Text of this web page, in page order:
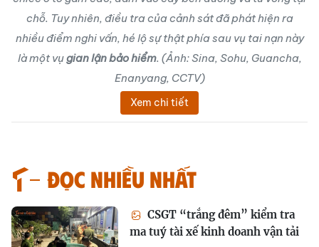
chỗ. Tuy nhiên, điều tra của cảnh sát đã phát hiện ra
nhiều điểm nghi vấn, hé lộ sự thật phía sau vụ tai nạn này
là một vụgian lận bảo hiểm. (Ảnh: Sina, Sohu, Guancha,
Enanyang, CCTV)
Xem chi tiết
Đọc nhiều nhất
CSGT “trắng đêm” kiểm tra
ma tuý tài xế kinh doanh vận tải